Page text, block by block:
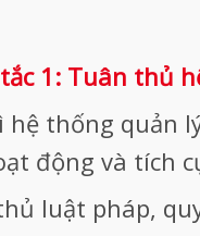
1: Tuân thủ
hệ thống quản
động và tích
luật pháp,